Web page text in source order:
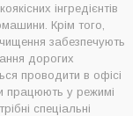
інгредієнтів
Крім того,
забезпечують
дорогих
проводити в офісі
працюють у режимі
спеціальні